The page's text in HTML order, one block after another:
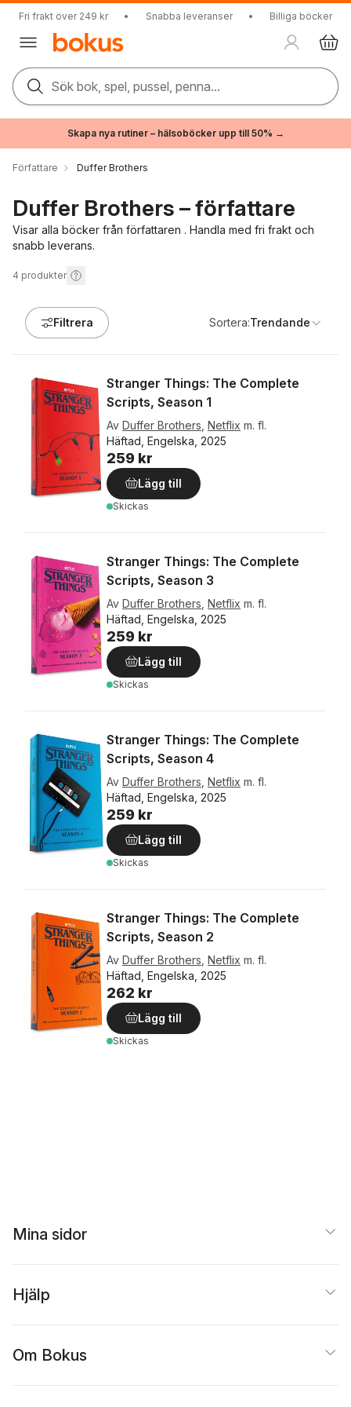
Fri frakt över 249 kr • Snabba leveranser • Billiga böcker
Sök bok, spel, pussel, penna...
Skapa nya rutiner – hälsoböcker upp till 50% →
Författare Duffer Brothers
Duffer Brothers – författare
Visar alla böcker från författaren . Handla med fri frakt och
snabb leverans.
4 produkter
Filtrera Sortera:Trendande
Stranger Things: The Complete
Scripts, Season 1
Av Duffer Brothers Netflix m. fl.
Häftad, Engelska, 2025
259 kr
Lägg till
Skickas
Stranger Things: The Complete
Scripts, Season 3
Av Duffer Brothers Netflix m. fl.
Häftad, Engelska, 2025
259 kr
Lägg till
Skickas
Stranger Things: The Complete
Scripts, Season 4
Av Duffer Brothers Netflix m. fl.
Häftad, Engelska, 2025
259 kr
Lägg till
Skickas
Stranger Things: The Complete
Scripts, Season 2
Av Duffer Brothers Netflix m. fl.
Häftad, Engelska, 2025
262 kr
Lägg till
Skickas
Mina sidor
Hjälp
Om Bokus